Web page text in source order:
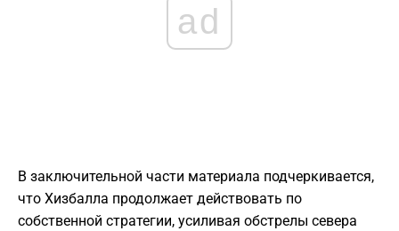
ad
В заключительной части материала подчеркивается,
что Хизбалла продолжает действовать по
собственной стратегии, усиливая обстрелы севера